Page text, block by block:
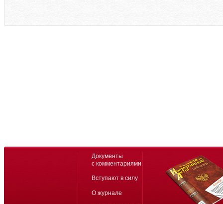
Документы
с комментариями
Вступают в силу
О журнале